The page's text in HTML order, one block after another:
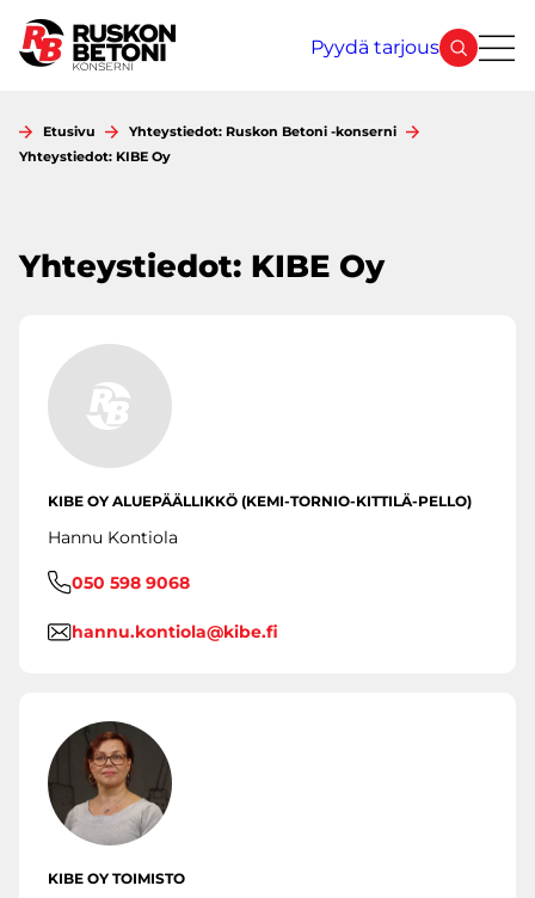
sisältöön
Pyydä tarjous
Etusivu
Yhteystiedot: Ruskon Betoni -konserni
Yhteystiedot: KIBE Oy
Yhteystiedot: KIBE Oy
KIBE OY ALUEPÄÄLLIKKÖ (KEMI-TORNIO-KITTILÄ-PELLO)
Hannu Kontiola
050 598 9068
hannu.kontiola@kibe.fi
KIBE OY TOIMISTO